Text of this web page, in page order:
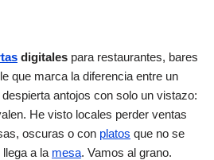
digitales para restaurantes, bares
que marca la diferencia entre un
antojos con solo un vistazo:
He visto locales perder ventas
oscuras o con platos que no se
a la mesa. Vamos al grano.